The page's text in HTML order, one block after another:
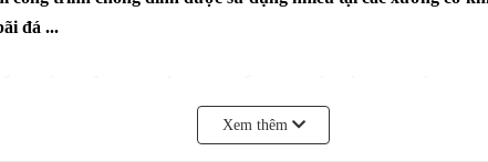
đá ...
CHÁY, THIẾT BỊ Y TẾ, THIẾT BỊ PHÒNG SẠCH,
MÁY MÓC DỤNG CỤ ĐIỆN ... TẠI WEBSITE
Xem thêm